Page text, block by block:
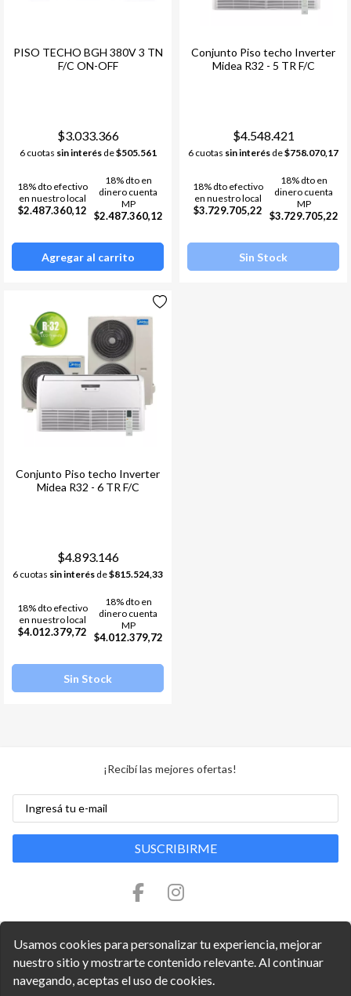
Usamos cookies para personalizar tu experiencia, mejorar
nuestro sitio y mostrarte contenido relevante. Al continuar
navegando, aceptas el uso de cookies.
PISO TECHO BGH 380V 3 TN
F/C ON-OFF
$3.033.366
6 cuotas sin interésde$505.561
18% dto efectivo
en nuestro local
$2.487.360,12
18% dto en
dinero cuenta
MP
$2.487.360,12
Agregar al carrito
Conjunto Piso techo Inverter
Midea R32 - 5 TR F/C
$4.548.421
6 cuotas sin interés de$758.070,17
18% dto efectivo
en nuestro local
$3.729.705,22
18% dto en
dinero cuenta
MP
$3.729.705,22
Sin Stock
Conjunto Piso techo Inverter
Midea R32 - 6 TR F/C
$4.893.146
6 cuotas sin interés de$815.524,33
18% dto efectivo
en nuestro local
$4.012.379,72
18% dto en
dinero cuenta
MP
$4.012.379,72
Sin Stock
¡Recibí las mejores ofertas!
SUSCRIBIRME
Copyright © 2026 Arquitecno